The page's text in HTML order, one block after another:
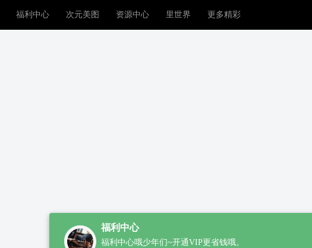
福利中心 次元美图 资源中心 里世界 更多精彩
福利中心
福利中心哦少年们~开通VIP更省钱哦。